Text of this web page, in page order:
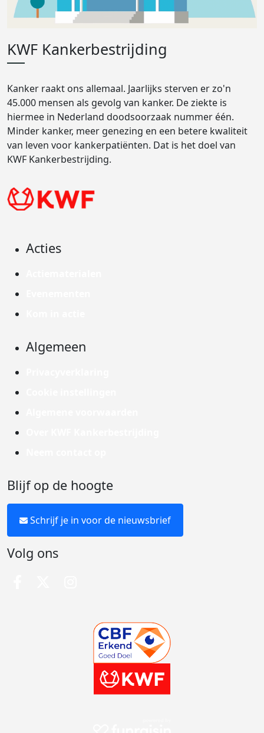
KWF Kankerbestrijding
Kanker raakt ons allemaal. Jaarlijks sterven er zo'n
45.000 mensen als gevolg van kanker. De ziekte is
hiermee in Nederland doodsoorzaak nummer één.
Minder kanker, meer genezing en een betere kwaliteit
van leven voor kankerpatiënten. Dat is het doel van
KWF Kankerbestrijding.
Acties
Algemeen
Blijf op de hoogte
Schrijf je in voor de nieuwsbrief
Volg ons